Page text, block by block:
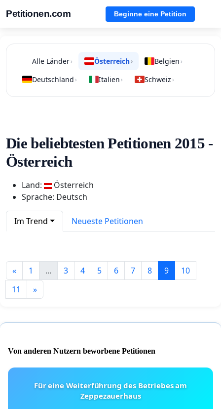
Petitionen.com Beginne eine Petition
Alle Länder› Österreich› Belgien ›
Deutschland › Italien › Schweiz ›
Die beliebtesten Petitionen 2015 -
Österreich
Land:
Österreich
Sprache: Deutsch
Im Trend Neueste Petitionen
« 1 ... 3 4 5 6 7 8 9
10
11
»
Von anderen Nutzern beworbene Petitionen
Für eine Weiterführung des Betriebes am
Zeppezauerhaus